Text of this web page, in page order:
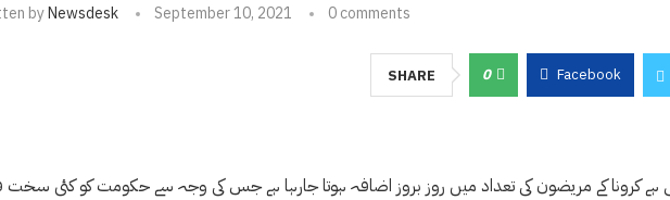
byNewsdesk September 10, 2021 0 comments
SHARE 0 Facebook
ہے کرونا کے مریضون کی تعداد میں روز بروز اضافہ ہوتا جارہا ہے جس کی وجہ سے حکومت کو کئی